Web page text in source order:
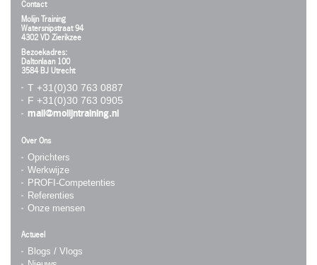
Contact
Molijn Training
Watersnipstraat 94
4302 VD Zierikzee
Bezoekadres:
Daltonlaan 100
3584 BJ Utrecht
T +31(0)30 763 0887
F +31(0)30 763 0905
mail@molijntraining.nl
Over Ons
Oprichters
Werkwijze
PROFI-Competenties
Referenties
Onze mensen
Actueel
Blogs / Vlogs